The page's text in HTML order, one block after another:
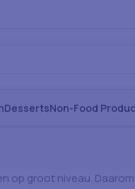
DessertsNon-Food
op groot niveau.